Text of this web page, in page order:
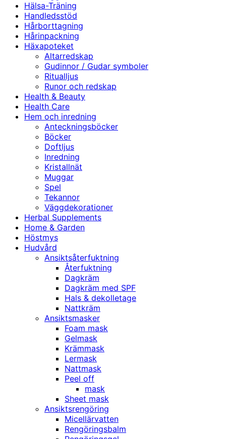
Hälsa-Träning
Handledsstöd
Hårborttagning
Hårinpackning
Häxapoteket
Altarredskap
Gudinnor / Gudar symboler
Ritualljus
Runor och redskap
Health & Beauty
Health Care
Hem och inredning
Anteckningsböcker
Böcker
Doftljus
Inredning
Kristallnät
Muggar
Spel
Tekannor
Väggdekorationer
Herbal Supplements
Home & Garden
Höstmys
Hudvård
Ansiktsåterfuktning
Återfuktning
Dagkräm
Dagkräm med SPF
Hals & dekolletage
Nattkräm
Ansiktsmasker
Foam mask
Gelmask
Krämmask
Lermask
Nattmask
Peel off
mask
Sheet mask
Ansiktsrengöring
Micellärvatten
Rengöringsbalm